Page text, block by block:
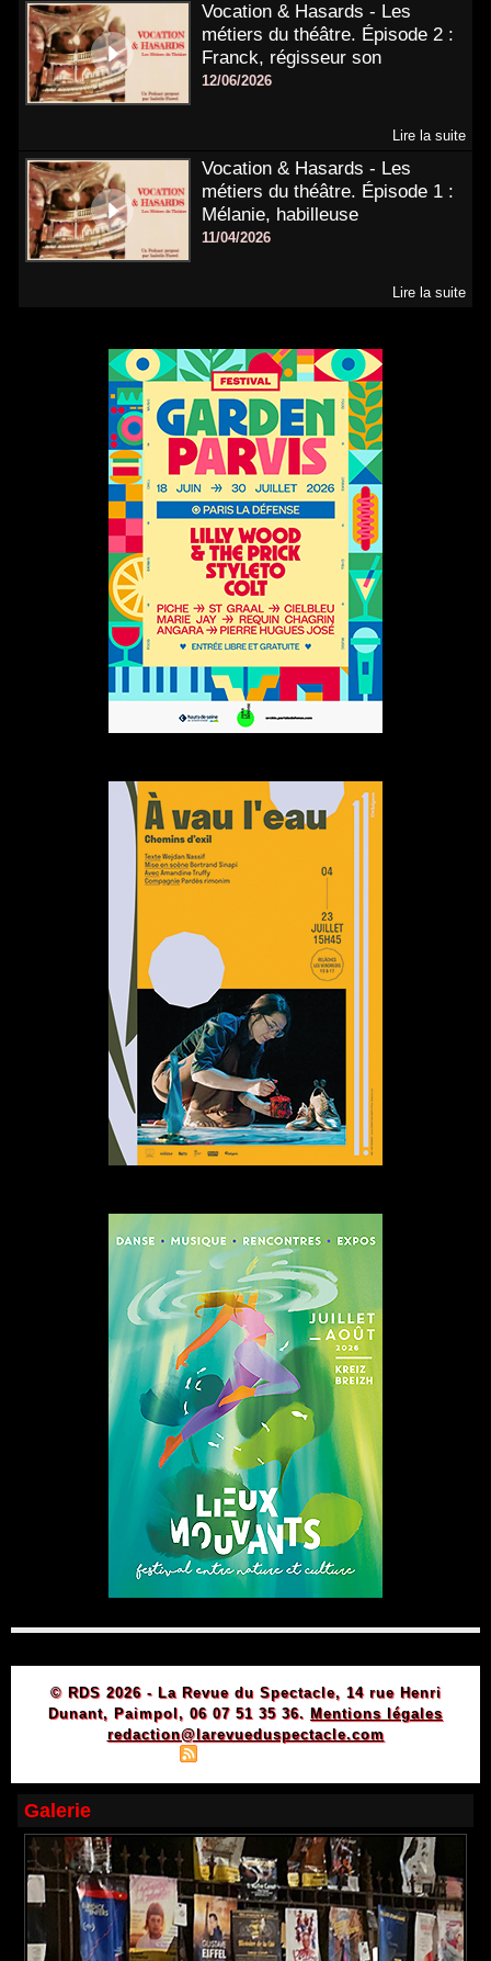
Vocation & Hasards - Les
métiers du théâtre. Épisode 2 :
Franck, régisseur son
12/06/2026
Lire la suite
Vocation & Hasards - Les
métiers du théâtre. Épisode 1 :
Mélanie, habilleuse
11/04/2026
Lire la suite
© RDS 2026 - La Revue du Spectacle, 14 rue Henri
Dunant, Paimpol, 06 07 51 35 36. Mentions légales
redaction@larevueduspectacle.com
Galerie